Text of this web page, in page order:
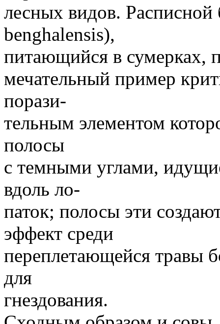
лесных видов. Расписной
benghalensis),
питающийся в сумерках,
мечательный пример
порази-
тельным элементом
полосы
с темными углами,
вдоль ло-
паток; полосы эти
эффект среди
переплетающейся травы
для
гнездования.